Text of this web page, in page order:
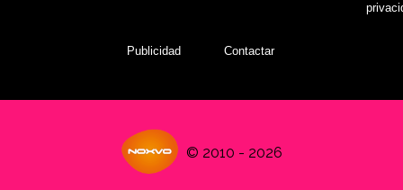
Publicidad Contactar
© 2010 - 2026